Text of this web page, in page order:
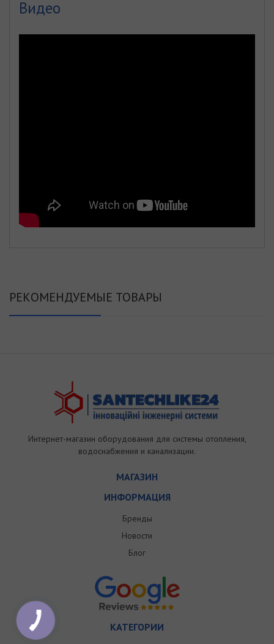
Видео
РЕКОМЕНДУЕМЫЕ ТОВАРЫ
Интернет-магазин оборудования для системы отопления,
водоснабжения и канализации.
МАГАЗИН
ИНФОРМАЦИЯ
Бренды
Новости
Блог
КАТЕГОРИИ